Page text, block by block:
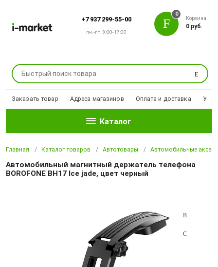
+7 937 299-55-00
пн.-пт. 8:00-17:00
Поиск
0
Корзина
0 руб.
Заказать товар Адреса магазинов Оплата и доставка
Каталог
Главная Каталог товаров Автотовары Автомобильные
Автомобильный магнитный держатель телефона
BOROFONE BH17 Ice jade, цвет черный